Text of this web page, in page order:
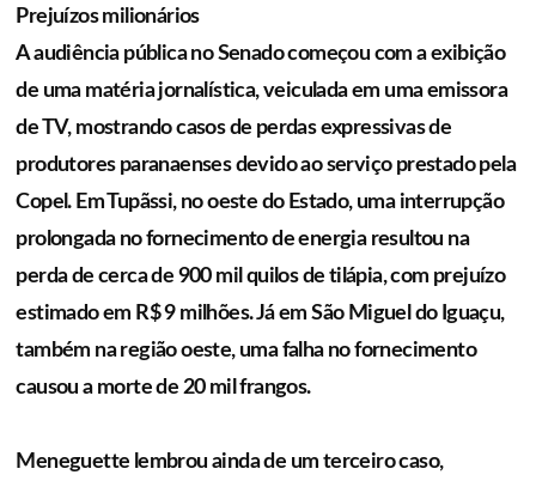
Prejuízos milionários
A audiência pública no Senado começou com a exibição
de uma matéria jornalística, veiculada em uma emissora
de TV, mostrando casos de perdas expressivas de
produtores paranaenses devido ao serviço prestado pela
Copel. Em Tupãssi, no oeste do Estado, uma interrupção
prolongada no fornecimento de energia resultou na
perda de cerca de 900 mil quilos de tilápia, com prejuízo
estimado em R$ 9 milhões. Já em São Miguel do Iguaçu,
também na região oeste, uma falha no fornecimento
causou a morte de 20 mil frangos.
Meneguette lembrou ainda de um terceiro caso,